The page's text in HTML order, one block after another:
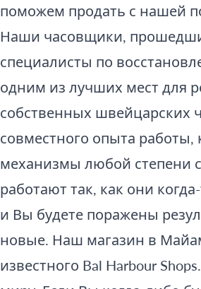
поможем продать с нашей
Наши часовщики,
специалисты по
одним из лучших мест для
собственных швейцарских
совместного опыта
механизмы любой степени
работают так, как они
и Вы будете поражены
новые. Наш магазин в
известного Bal Harbour